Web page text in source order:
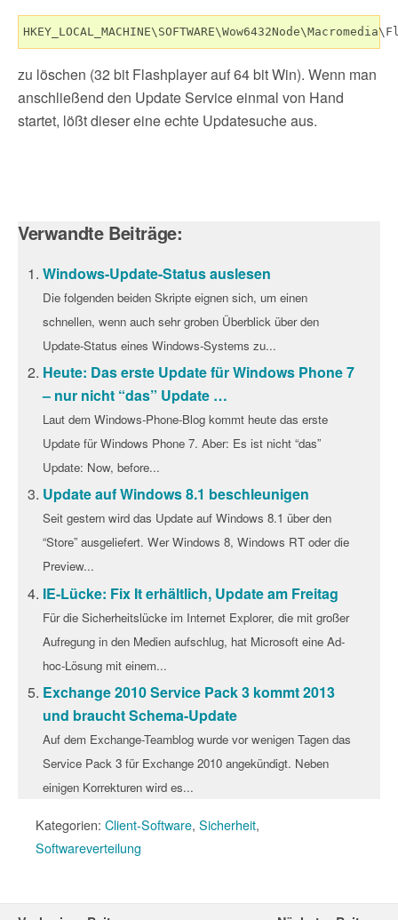
zu löschen (32 bit Flashplayer auf 64 bit Win). Wenn man
anschließend den Update Service einmal von Hand
startet, lößt dieser eine echte Updatesuche aus.
Verwandte Beiträge:
Windows-Update-Status auslesen
Die folgenden beiden Skripte eignen sich, um einen
schnellen, wenn auch sehr groben Überblick über den
Update-Status eines Windows-Systems zu...
Heute: Das erste Update für Windows Phone 7
– nur nicht “das” Update …
Laut dem Windows-Phone-Blog kommt heute das erste
Update für Windows Phone 7. Aber: Es ist nicht “das”
Update: Now, before...
Update auf Windows 8.1 beschleunigen
Seit gestern wird das Update auf Windows 8.1 über den
“Store” ausgeliefert. Wer Windows 8, Windows RT oder die
Preview...
IE-Lücke: Fix It erhältlich, Update am Freitag
Für die Sicherheitslücke im Internet Explorer, die mit großer
Aufregung in den Medien aufschlug, hat Microsoft eine Ad-
hoc-Lösung mit einem...
Exchange 2010 Service Pack 3 kommt 2013
und braucht Schema-Update
Auf dem Exchange-Teamblog wurde vor wenigen Tagen das
Service Pack 3 für Exchange 2010 angekündigt. Neben
einigen Korrekturen wird es...
Kategorien: Client-Software, Sicherheit,
Softwareverteilung